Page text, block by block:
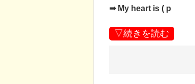
➡︎ My heart is ( p
▽続きを読む